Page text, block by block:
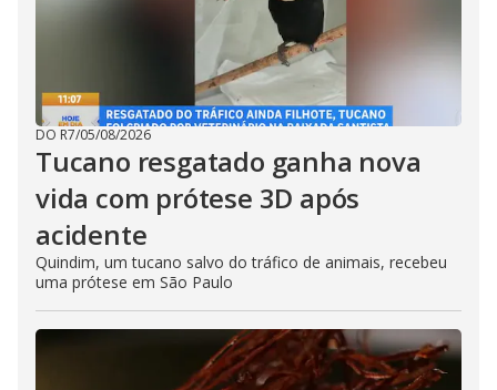
DO R7/05/08/2026
Tucano resgatado ganha nova
vida com prótese 3D após
acidente
Quindim, um tucano salvo do tráfico de animais, recebeu
uma prótese em São Paulo